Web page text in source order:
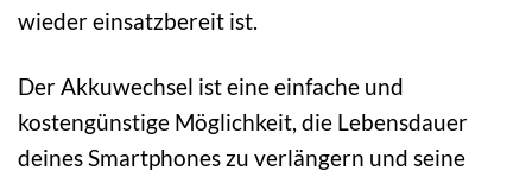
wieder einsatzbereit ist.
Der Akkuwechsel ist eine einfache und
kostengünstige Möglichkeit, die Lebensdauer
deines Smartphones zu verlängern und seine